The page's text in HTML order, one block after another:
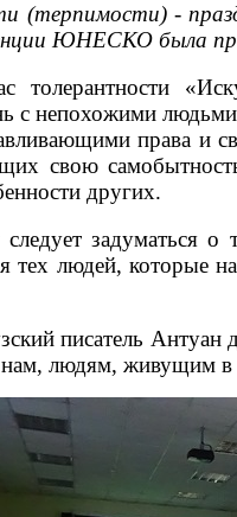
(терпимости) -
ЮНЕСКО была
с непохожими
права
свою
других.
задуматься
тех людей, которые
писатель
нам, людям, живущим